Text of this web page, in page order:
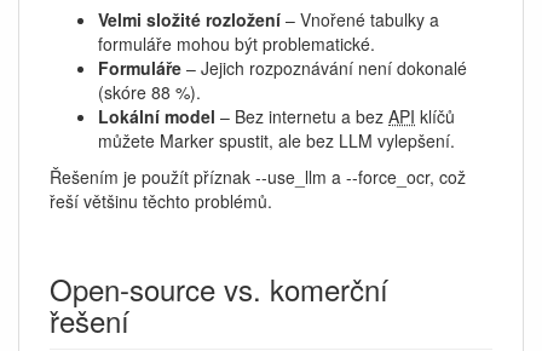
Velmi složité rozložení – Vnořené tabulky a
formuláře mohou být problematické.
Formuláře – Jejich rozpoznávání není dokonalé
(skóre 88 %).
Lokální model – Bez internetu a bez API klíčů
můžete Marker spustit, ale bez LLM vylepšení.
Řešením je použít příznak --use_llm a --force_ocr, což
řeší většinu těchto problémů.
Open-source vs. komerční
řešení